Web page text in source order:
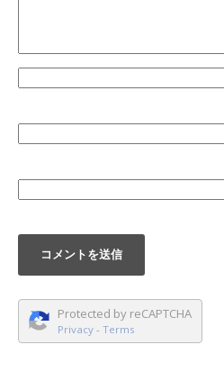
Protected by reCAPTCHA
Privacy - Terms